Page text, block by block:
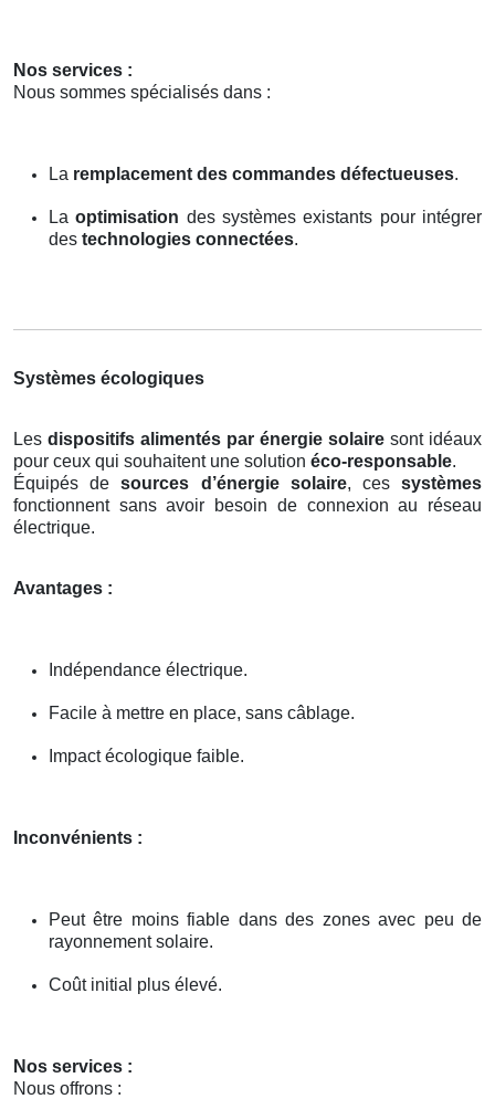
Nos services :
Nous sommes spécialisés dans :
La remplacement des commandes défectueuses.
Laoptimisation des systèmes existants pour intégrer
des technologies connectées.
Systèmes écologiques
Les dispositifs alimentés par énergie solaire sont idéaux
pour ceux qui souhaitent une solution éco-responsable.
Équipés desources d’énergie solaire, cessystèmes
fonctionnent sans avoir besoin de connexion au réseau
électrique.
Avantages :
Indépendance électrique.
Facile à mettre en place, sans câblage.
Impact écologique faible.
Inconvénients :
Peut être moins fiable dans des zones avec peu de
rayonnement solaire.
Coût initial plus élevé.
Nos services :
Nous offrons :